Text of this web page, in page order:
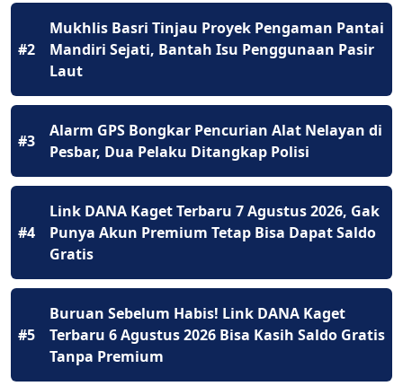
#2
Mukhlis Basri Tinjau Proyek Pengaman Pantai
Mandiri Sejati, Bantah Isu Penggunaan Pasir
Laut
#3
Alarm GPS Bongkar Pencurian Alat Nelayan di
Pesbar, Dua Pelaku Ditangkap Polisi
#4
Link DANA Kaget Terbaru 7 Agustus 2026, Gak
Punya Akun Premium Tetap Bisa Dapat Saldo
Gratis
#5
Buruan Sebelum Habis! Link DANA Kaget
Terbaru 6 Agustus 2026 Bisa Kasih Saldo Gratis
Tanpa Premium